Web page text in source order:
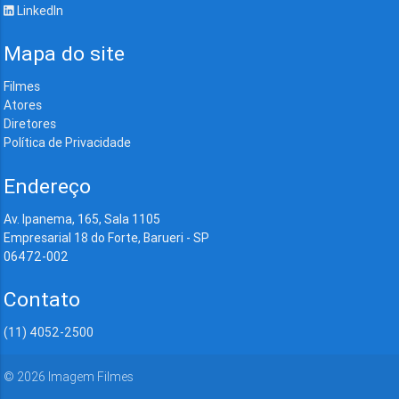
LinkedIn
Mapa do site
Filmes
Atores
Diretores
Política de Privacidade
Endereço
Av. Ipanema, 165, Sala 1105
Empresarial 18 do Forte, Barueri - SP
06472-002
Contato
(11) 4052-2500
© 2026 Imagem Filmes